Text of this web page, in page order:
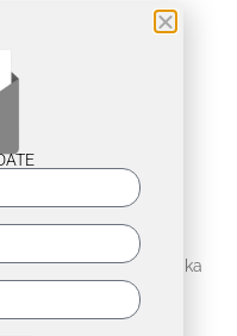
JUNGLE
Iskren Semkov, Angelika